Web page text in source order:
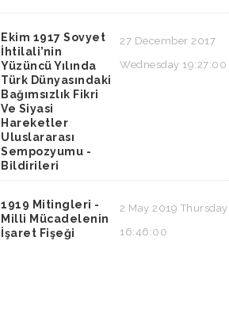
Ekim 1917 Sovyet
İhtilali’nin
Yüzüncü Yılında
Türk Dünyasındaki
Bağımsızlık Fikri
Ve Siyasi
Hareketler
Uluslararası
Sempozyumu -
Bildirileri
27 December 2017
Wednesday 19:27:00
1919 Mitingleri -
Milli Mücadelenin
İşaret Fişeği
2 May 2019 Thursday
16:46:00